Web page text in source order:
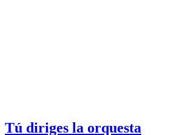
Tú diriges la orquesta